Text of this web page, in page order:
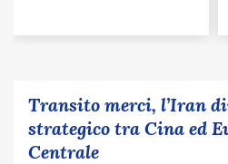
Transito merci, l’Iran
strategico tra Cina ed
Centrale